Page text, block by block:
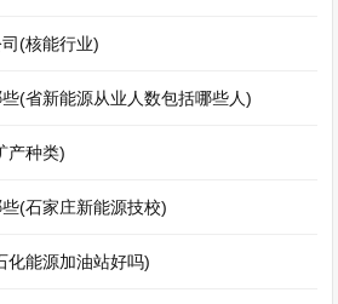
(核能行业)
(省新能源从业人数包括哪些人)
产种类)
(石家庄新能源技校)
化能源加油站好吗)